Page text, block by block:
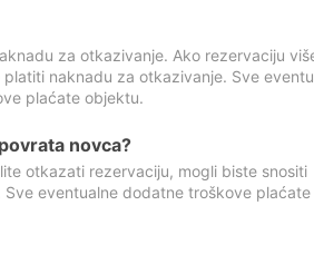
za otkazivanje. Ako rezervaciju
naknadu za otkazivanje. Sve
plaćate objektu.
novca?
otkazati rezervaciju, mogli biste snositi
eventualne dodatne troškove plaćate